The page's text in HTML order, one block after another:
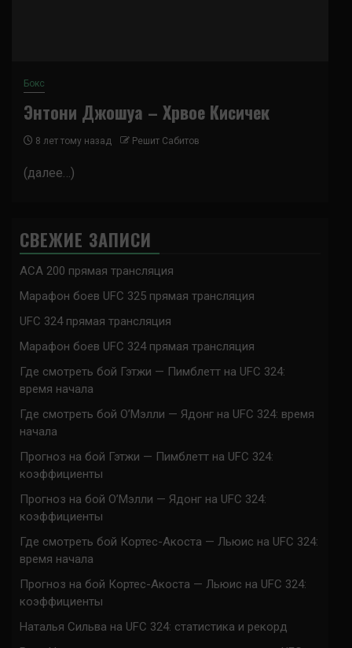
Бокс
Энтони Джошуа – Хрвое Кисичек
8 лет тому назад Решит Сабитов
(далее…)
СВЕЖИЕ ЗАПИСИ
ACA 200 прямая трансляция
Марафон боев UFC 325 прямая трансляция
UFC 324 прямая трансляция
Марафон боев UFC 324 прямая трансляция
Где смотреть бой Гэтжи — Пимблетт на UFC 324:
время начала
Где смотреть бой О’Мэлли — Ядонг на UFC 324: время
начала
Прогноз на бой Гэтжи — Пимблетт на UFC 324:
коэффициенты
Прогноз на бой О’Мэлли — Ядонг на UFC 324:
коэффициенты
Где смотреть бой Кортес-Акоста — Льюис на UFC 324:
время начала
Прогноз на бой Кортес-Акоста — Льюис на UFC 324:
коэффициенты
Наталья Сильва на UFC 324: статистика и рекорд